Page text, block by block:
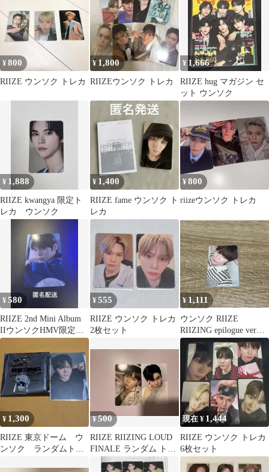
¥800
RIIZE ウンソク トレカ
¥ 1,800
RIIZEウンソク トレカ
¥ 1,666
RIIZE hug マガジン セ
ット ウンソク
¥ 1,888
RIIZE kwangya 限定ト
レカ ウンソク
¥ 1,400
RIIZE fame ウンソク ト
レカ
¥800
riizeウンソク トレカ
¥580
RIIZE 2nd Mini Album
IIウンソクHMV限定ト
レカ
¥555
RIIZE ウンソク トレカ
2枚セット
¥1,111
ウンソク RIIZE
RIIZING epilogue ver
mdトレカ
¥ 1,300
RIIZE 東京ドーム ウ
ンソク ランダムトレ
¥500
RIIZE RIIZING LOUD
FINALE ランダム トレ
カ ウンソク
現在 ¥ 1,444
RIIZE ウンソク トレカ
6枚セット